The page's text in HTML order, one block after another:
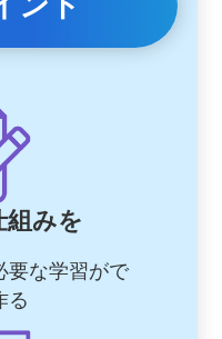
組みを
要な学習がで
る